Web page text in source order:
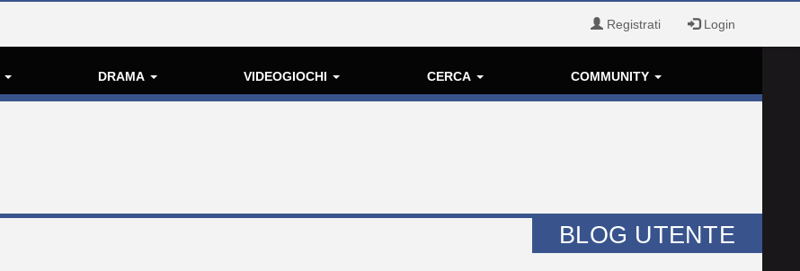
Registrati Login
DRAMA VIDEOGIOCHI CERCA COMMUNITY
BLOG UTENTE